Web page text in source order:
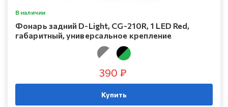
В наличии
Фонарь задний D-Light, CG-210R, 1 LED Red,
габаритный, универсальное крепление
390 ₽
Купить